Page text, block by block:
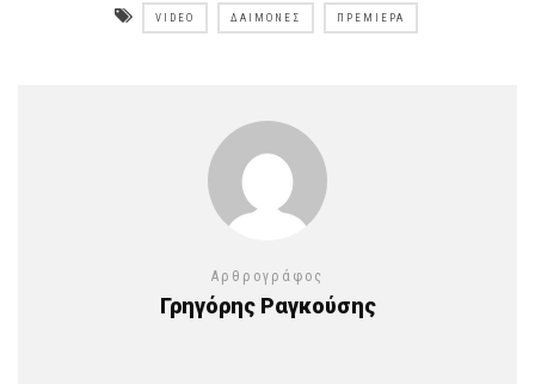
VIDEO ΔΑΙΜΟΝΕΣ ΠΡΕΜΙΈΡΑ
Αρθρογράφος
Γρηγόρης Ραγκούσης